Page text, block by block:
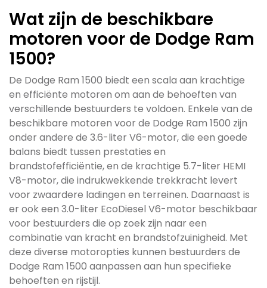
Wat zijn de beschikbare
motoren voor de Dodge Ram
1500?
De Dodge Ram 1500 biedt een scala aan krachtige
en efficiënte motoren om aan de behoeften van
verschillende bestuurders te voldoen. Enkele van de
beschikbare motoren voor de Dodge Ram 1500 zijn
onder andere de 3.6-liter V6-motor, die een goede
balans biedt tussen prestaties en
brandstofefficiëntie, en de krachtige 5.7-liter HEMI
V8-motor, die indrukwekkende trekkracht levert
voor zwaardere ladingen en terreinen. Daarnaast is
er ook een 3.0-liter EcoDiesel V6-motor beschikbaar
voor bestuurders die op zoek zijn naar een
combinatie van kracht en brandstofzuinigheid. Met
deze diverse motoropties kunnen bestuurders de
Dodge Ram 1500 aanpassen aan hun specifieke
behoeften en rijstijl.